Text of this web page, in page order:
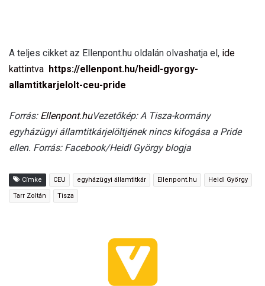
A teljes cikket az Ellenpont.hu oldalán olvashatja el, ide
kattintva https://ellenpont.hu/heidl-gyorgy-
allamtitkarjelolt-ceu-pride
Forrás: Ellenpont.huVezetőkép: A Tisza-kormány
egyházügyi államtitkárjelöltjének nincs kifogása a Pride
ellen. Forrás: Facebook/Heidl György blogja
Címke CEU egyházügyi államtitkár Ellenpont.hu Heidl György
Tarr Zoltán Tisza